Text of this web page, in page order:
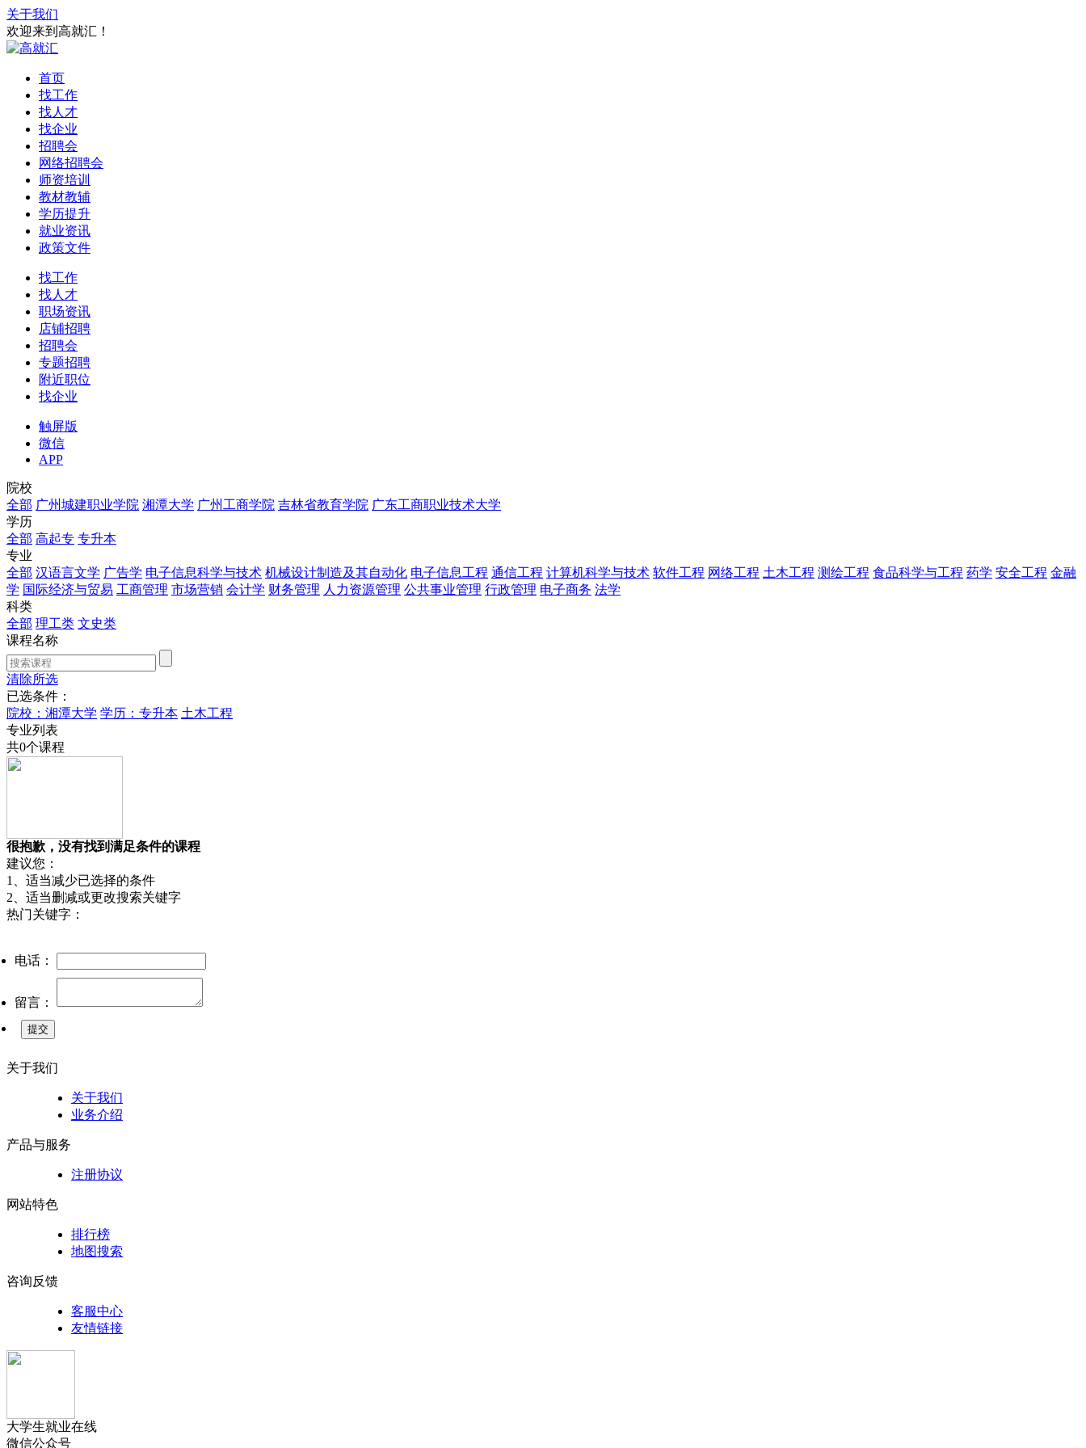
关于我们
欢迎来到高就汇！
首页
找工作
找人才
找企业
招聘会
网络招聘会
师资培训
教材教辅
学历提升
就业资讯
政策文件
找工作
找人才
职场资讯
店铺招聘
招聘会
专题招聘
附近职位
找企业
触屏版
微信
APP
院校
全部 广州城建职业学院 湘潭大学 广州工商学院 吉林省教育学院 广东工商职业技术大学
学历
全部 高起专 专升本
专业
全部 汉语言文学 广告学 电子信息科学与技术 机械设计制造及其自动化 电子信息工程 通信工程 计算机科学与技术 软件工程 网络工程 土木工程 测绘工程 食品科学与工程 药学 安全工程 金融
学 国际经济与贸易 工商管理 市场营销 会计学 财务管理 人力资源管理 公共事业管理 行政管理 电子商务 法学
科类
全部 理工类 文史类
课程名称
清除所选
已选条件：
院校：湘潭大学 学历：专升本 土木工程
专业列表
共0个课程
很抱歉，没有找到满足条件的课程
建议您：
1、适当减少已选择的条件
2、适当删减或更改搜索关键字
热门关键字：
电话：
留言：
关于我们
关于我们
业务介绍
产品与服务
注册协议
网站特色
排行榜
地图搜索
咨询反馈
客服中心
友情链接
大学生就业在线
微信公众号